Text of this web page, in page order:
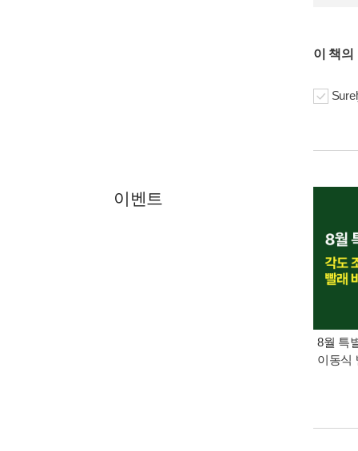
이 책의
이벤트
8월 특
이동식